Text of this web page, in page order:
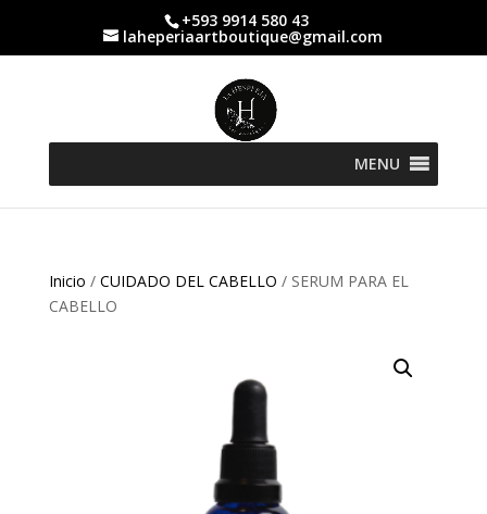
+593 9914 580 43
laheperiaartboutique@gmail.com
MENU
Inicio / CUIDADO DEL CABELLO / SERUM PARA EL
CABELLO